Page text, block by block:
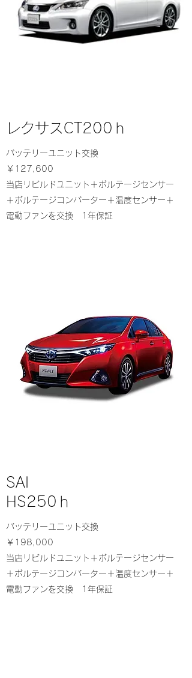
レクサスCT200ｈ
バッテリーユニット交換
￥127,600
当店リビルドユニット＋ボルテージセンサー
＋ボルテージコンバーター＋温度センサー＋
電動ファンを交換 1年保証
SAI
HS250ｈ
バッテリーユニット交換
￥198,000
当店リビルドユニット＋ボルテージセンサー
＋ボルテージコンバーター＋温度センサー＋
電動ファンを交換 1年保証